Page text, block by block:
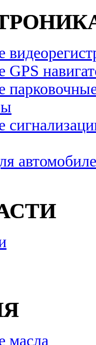
масла